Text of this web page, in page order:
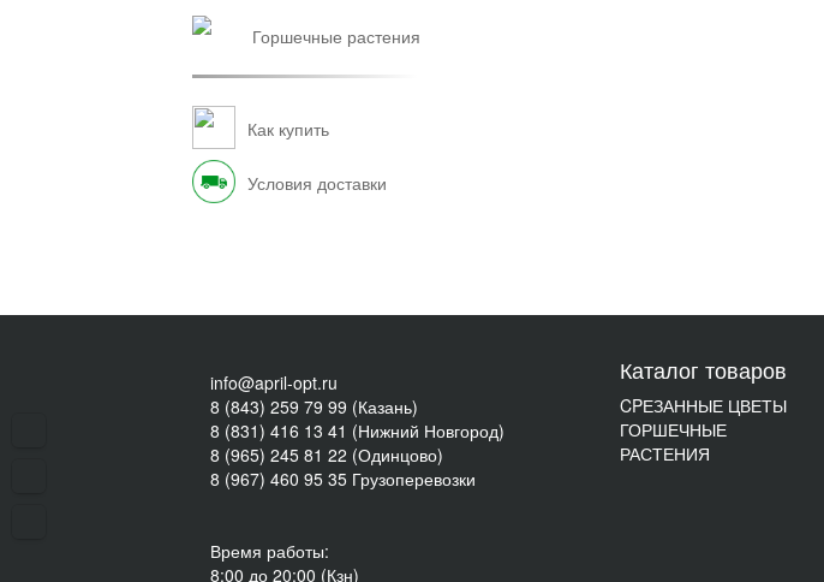
горшечные растения
Как купить
Условия доставки
info@april-opt.ru
8 (843) 259 79 99 (Казань)
8 (831) 416 13 41 (Нижний Новгород)
8 (965) 245 81 22 (Одинцово)
8 (967) 460 95 35 Грузоперевозки
Время работы:
8:00 до 20:00 (Кзн)
Каталог товаров
CPЕЗАННЫЕ ЦВЕТЫ
ГОРШЕЧНЫЕ
РАСТЕНИЯ